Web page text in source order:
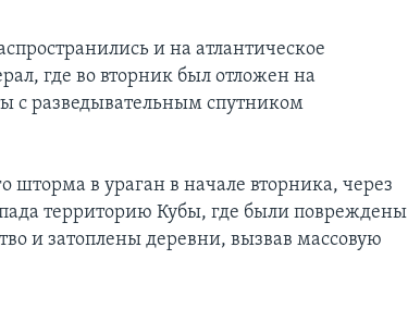
и на атлантическое
где во вторник был отложен на
с разведывательным спутником
шторма в ураган в начале вторника, через
территорию Кубы, где были повреждены
и затоплены деревни, вызвав массовую